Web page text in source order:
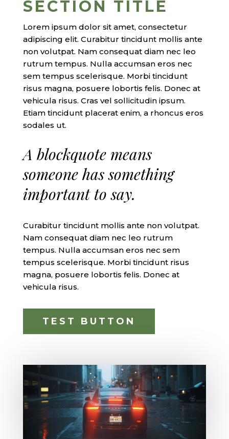
SECTION TITLE
Lorem ipsum dolor sit amet, consectetur
adipiscing elit. Curabitur tincidunt mollis ante
non volutpat. Nam consequat diam nec leo
rutrum tempus. Nulla accumsan eros nec
sem tempus scelerisque. Morbi tincidunt
risus magna, posuere lobortis felis. Donec at
vehicula risus. Cras vel sollicitudin ipsum.
Etiam tincidunt placerat enim, a rhoncus eros
sodales ut.
A blockquote means
someone has something
important to say.
Curabitur tincidunt mollis ante non volutpat.
Nam consequat diam nec leo rutrum
tempus. Nulla accumsan eros nec sem
tempus scelerisque. Morbi tincidunt risus
magna, posuere lobortis felis. Donec at
vehicula risus.
TEST BUTTON